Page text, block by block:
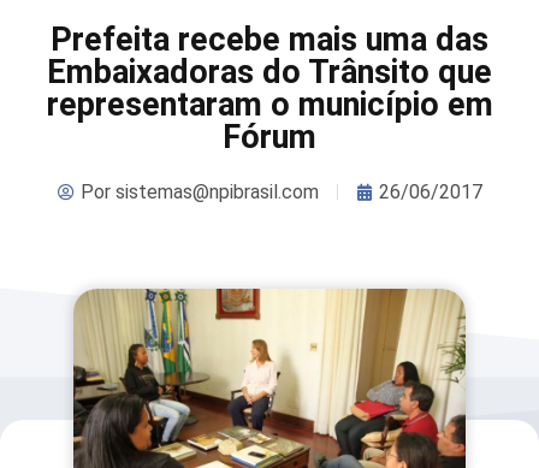
Prefeita recebe mais uma das
Embaixadoras do Trânsito que
representaram o município em
Fórum
Porsistemas@npibrasil.com 26/06/2017